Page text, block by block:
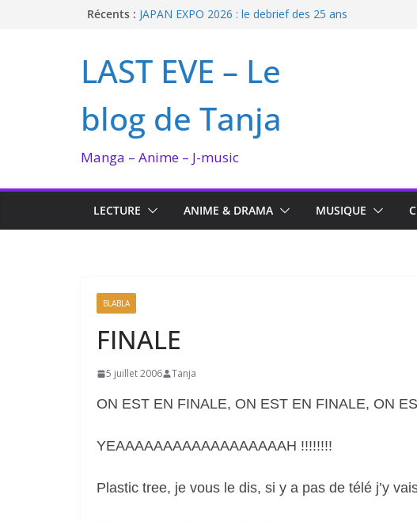
Récents : JAPAN EXPO 2026 : le debrief des 25 ans
I’m not in love de Zeniko Sumiya
Enomoto n’est pas un ange
LAST EVE – Le
blog de Tanja
Manga – Anime – J-music
LECTURE ANIME & DRAMA MUSIQUE
BLABLA
FINALE
5 juillet 2006 Tanja
ON EST EN FINALE, ON EST EN FINALE, ON
YEAAAAAAAAAAAAAAAAAAH !!!!!!!!
Plastic tree, je vous le dis, si y a pas de télé j’y